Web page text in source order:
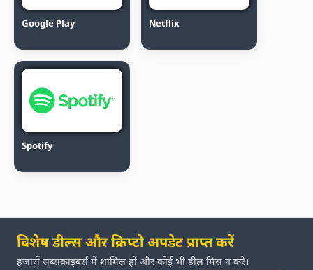
Google Play Netflix
Spotify
विशेष डील्स और क्रिप्टो अपडेट प्राप्त करें
हजारों सब्सक्राइबर्स में शामिल हों और कोई भी डील मिस न करें।